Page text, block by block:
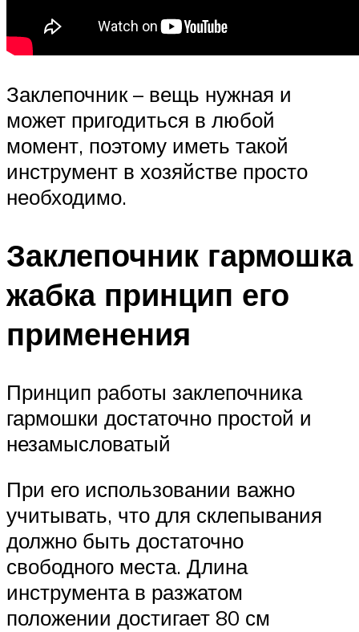
Заклепочник – вещь нужная и
может пригодиться в любой
момент, поэтому иметь такой
инструмент в хозяйстве просто
необходимо.
Заклепочник гармошка
жабка принцип его
применения
Принцип работы заклепочника
гармошки достаточно простой и
незамысловатый
При его использовании важно
учитывать, что для склепывания
должно быть достаточно
свободного места. Длина
инструмента в разжатом
положении достигает 80 см